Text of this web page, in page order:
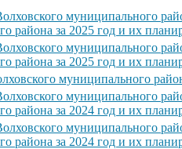
муниципального
района за 2025 год и их
муниципального
района за 2025 год и их
муниципального
муниципального
района за 2024 год и их
муниципального
района за 2024 год и их